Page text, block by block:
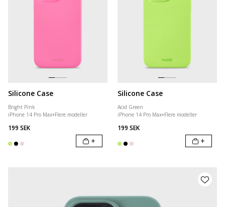
Silicone Case
Bright Pink
iPhone 14 Pro Max+Flere modeller
199 SEK
+
Silicone Case
Acid Green
iPhone 14 Pro Max+Flere modeller
199 SEK
+